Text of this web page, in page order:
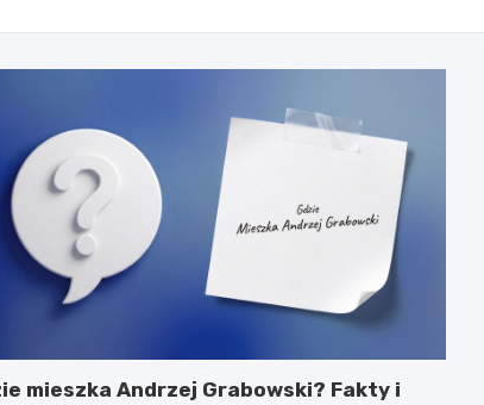
mieszka Andrzej Grabowski? Fakty i